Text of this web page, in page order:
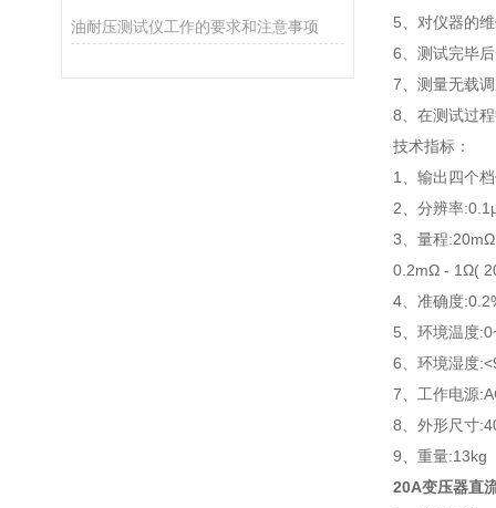
油耐压测试仪工作的要求和注意事项
5、对仪器的
6、测试完毕
7、测量无载
8、在测试过
技术指标：
1、输出四个
2、分辨率
3、量程
0.2mΩ - 1Ω(
4、准确度
5、环境温度
6、环境湿度
7、工作电源
8、外形尺寸
9、重量:13kg
20A变压器直